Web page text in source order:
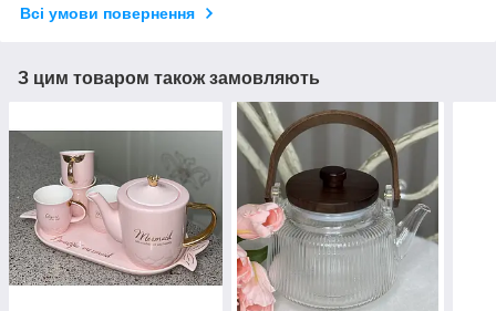
Всі умови повернення
З цим товаром також замовляють